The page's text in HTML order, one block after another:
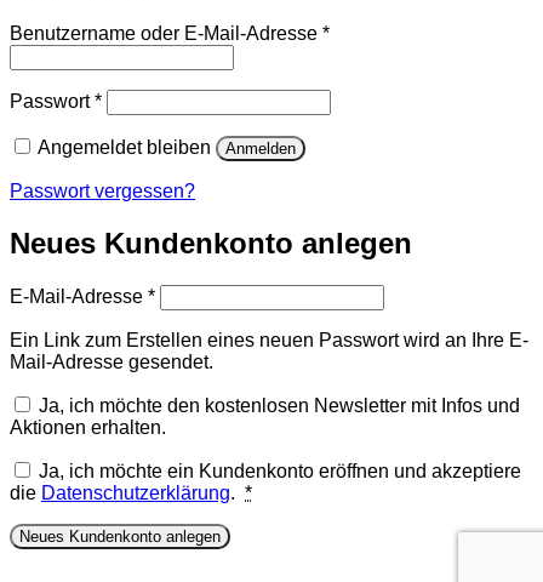
Benutzername oder E-Mail-Adresse *Erforderlich
Passwort*Erforderlich
Angemeldet bleiben Anmelden
Passwort vergessen?
Neues Kundenkonto anlegen
E-Mail-Adresse *Erforderlich
Ein Link zum Erstellen eines neuen Passwort wird an Ihre E-
Mail-Adresse gesendet.
Ja, ich möchte den kostenlosen Newsletter mit Infos und
Aktionen erhalten.
Ja, ich möchte ein Kundenkonto eröffnen und akzeptiere
die Datenschutzerklärung. *
Neues Kundenkonto anlegen